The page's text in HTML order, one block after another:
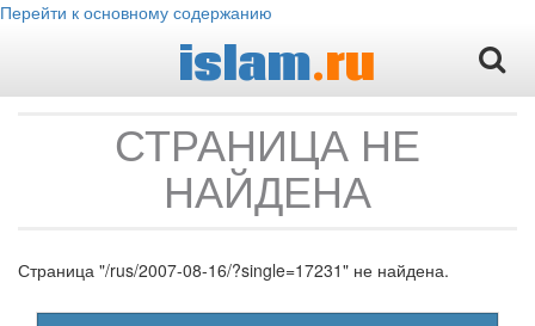
Перейти к основному содержанию
islam.ru
СТРАНИЦА НЕ
НАЙДЕНА
Страница "/rus/2007-08-16/?single=17231" не найдена.